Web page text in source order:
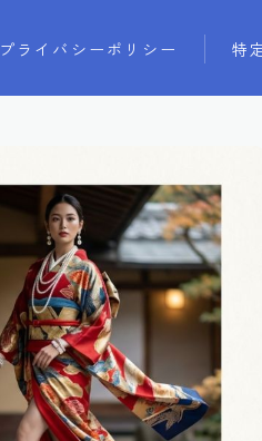
プライバシーポリシー 特